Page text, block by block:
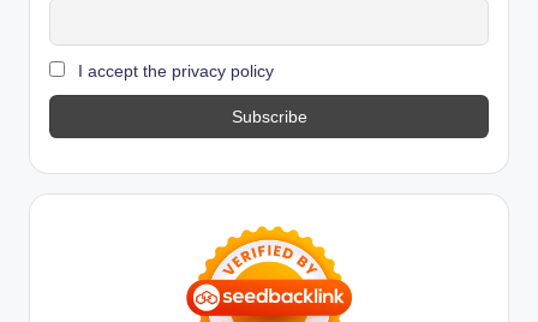
I accept the privacy policy